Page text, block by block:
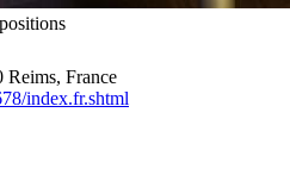
Reims, France
index.fr.shtml